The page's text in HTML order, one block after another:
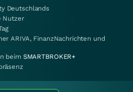
Deutschlands
Nutzer
ARIVA, FinanzNachrichten und
beim SMARTBROKER+